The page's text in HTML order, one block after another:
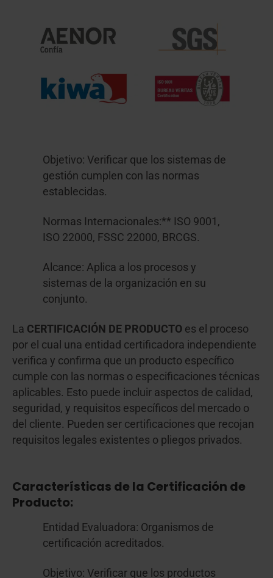
Objetivo: Verificar que los sistemas de
gestión cumplen con las normas
establecidas.
Normas Internacionales:** ISO 9001,
ISO 22000, FSSC 22000, BRCGS.
Alcance: Aplica a los procesos y
sistemas de la organización en su
conjunto.
La CERTIFICACIÓN DE PRODUCTO es el proceso
por el cual una entidad certificadora independiente
verifica y confirma que un producto específico
cumple con las normas o especificaciones técnicas
aplicables. Esto puede incluir aspectos de calidad,
seguridad, y requisitos específicos del mercado o
del cliente. Pueden ser certificaciones que recojan
requisitos legales existentes o pliegos privados.
Características de la Certificación de
Producto:
Entidad Evaluadora: Organismos de
certificación acreditados.
Objetivo: Verificar que los productos